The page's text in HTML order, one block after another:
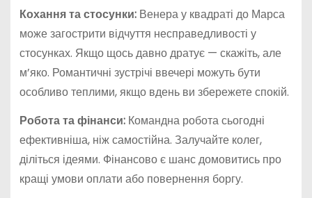
Кохання та стосунки:Венера у квадраті до Марса
може загострити відчуття несправедливості у
стосунках. Якщо щось давно дратує — скажіть, але
м’яко. Романтичні зустрічі ввечері можуть бути
особливо теплими, якщо вдень ви збережете спокій.
Робота та фінанси:Командна робота сьогодні
ефективніша, ніж самостійна. Залучайте колег,
діліться ідеями. Фінансово є шанс домовитись про
кращі умови оплати або повернення боргу.